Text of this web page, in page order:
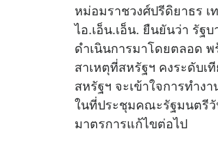
หม่อมราชวงศ์ปรีดิยาธร เ
ไอ.เอ็น.เอ็น. ยืนยันว่า รัฐ
ดำเนินการมาโดยตลอด
สาเหตุที่สหรัฐฯ คงระดับเ
สหรัฐฯ จะเข้าใจการทำง
ในที่ประชุมคณะรัฐมนตรีวั
มาตรการแก้ไขต่อไป